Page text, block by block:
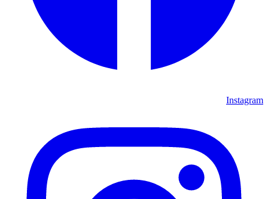
Instagram